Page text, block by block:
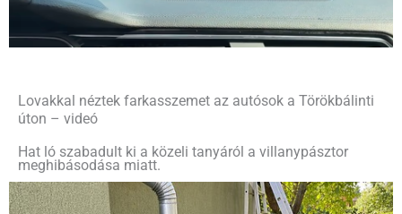
Lovakkal néztek farkasszemet az autósok a Törökbálinti
úton – videó
Hat ló szabadult ki a közeli tanyáról a villanypásztor
meghibásodása miatt.